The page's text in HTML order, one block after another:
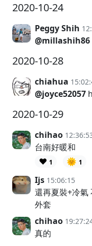
2020-10-24
Peggy Shih
@millashih86
2020-10-28
chiahua
@joyce52057
2020-10-29
chihao
台南好暖和
❤️ 1 🌞 1
Ijs 15:06:15
還再夏裝+冷氣
外套
chihao
真的